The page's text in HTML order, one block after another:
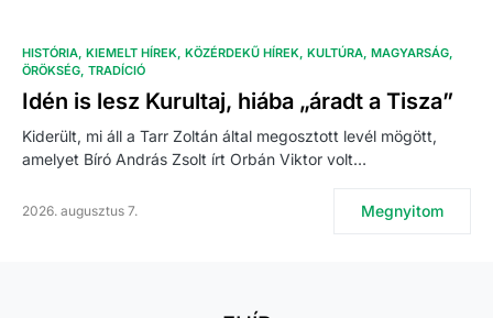
HISTÓRIA KIEMELT HÍREK KÖZÉRDEKŰ HÍREK KULTÚRA MAGYARSÁG
ÖRÖKSÉG TRADÍCIÓ
Idén is lesz Kurultaj, hiába „áradt a Tisza”
Kiderült, mi áll a Tarr Zoltán által megosztott levél mögött,
amelyet Bíró András Zsolt írt Orbán Viktor volt…
2026. augusztus 7. Megnyitom